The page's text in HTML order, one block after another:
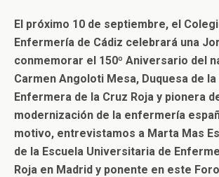
El próximo 10 de septiembre, el
Enfermería de Cádiz celebrará una
conmemorar el 150º Aniversario del
Carmen Angoloti Mesa, Duquesa de
Enfermera de la Cruz Roja y pionera
modernización de la enfermería
motivo, entrevistamos a Marta Mas
de la Escuela Universitaria de
Roja en Madrid y ponente en este